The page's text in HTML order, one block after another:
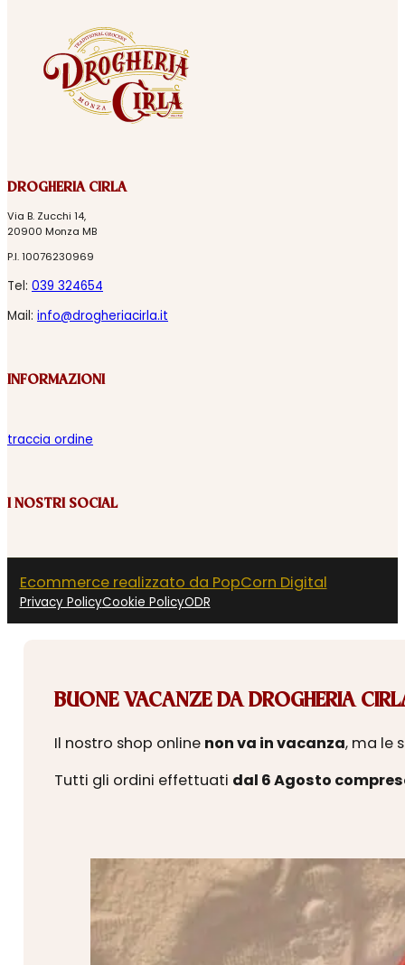
DROGHERIA CIRLA
Via B. Zucchi 14,
20900 Monza MB
P.I. 10076230969
Tel: 039 324654
Mail: info@drogheriacirla.it
INFORMAZIONI
traccia ordine
I NOSTRI SOCIAL
Ecommerce realizzato da PopCorn Digital
Privacy PolicyCookie PolicyODR
BUONE VACANZE DA DROGHERIA
Il nostro shop online non va in vacanza, ma le
Tutti gli ordini effettuati dal 6 Agosto